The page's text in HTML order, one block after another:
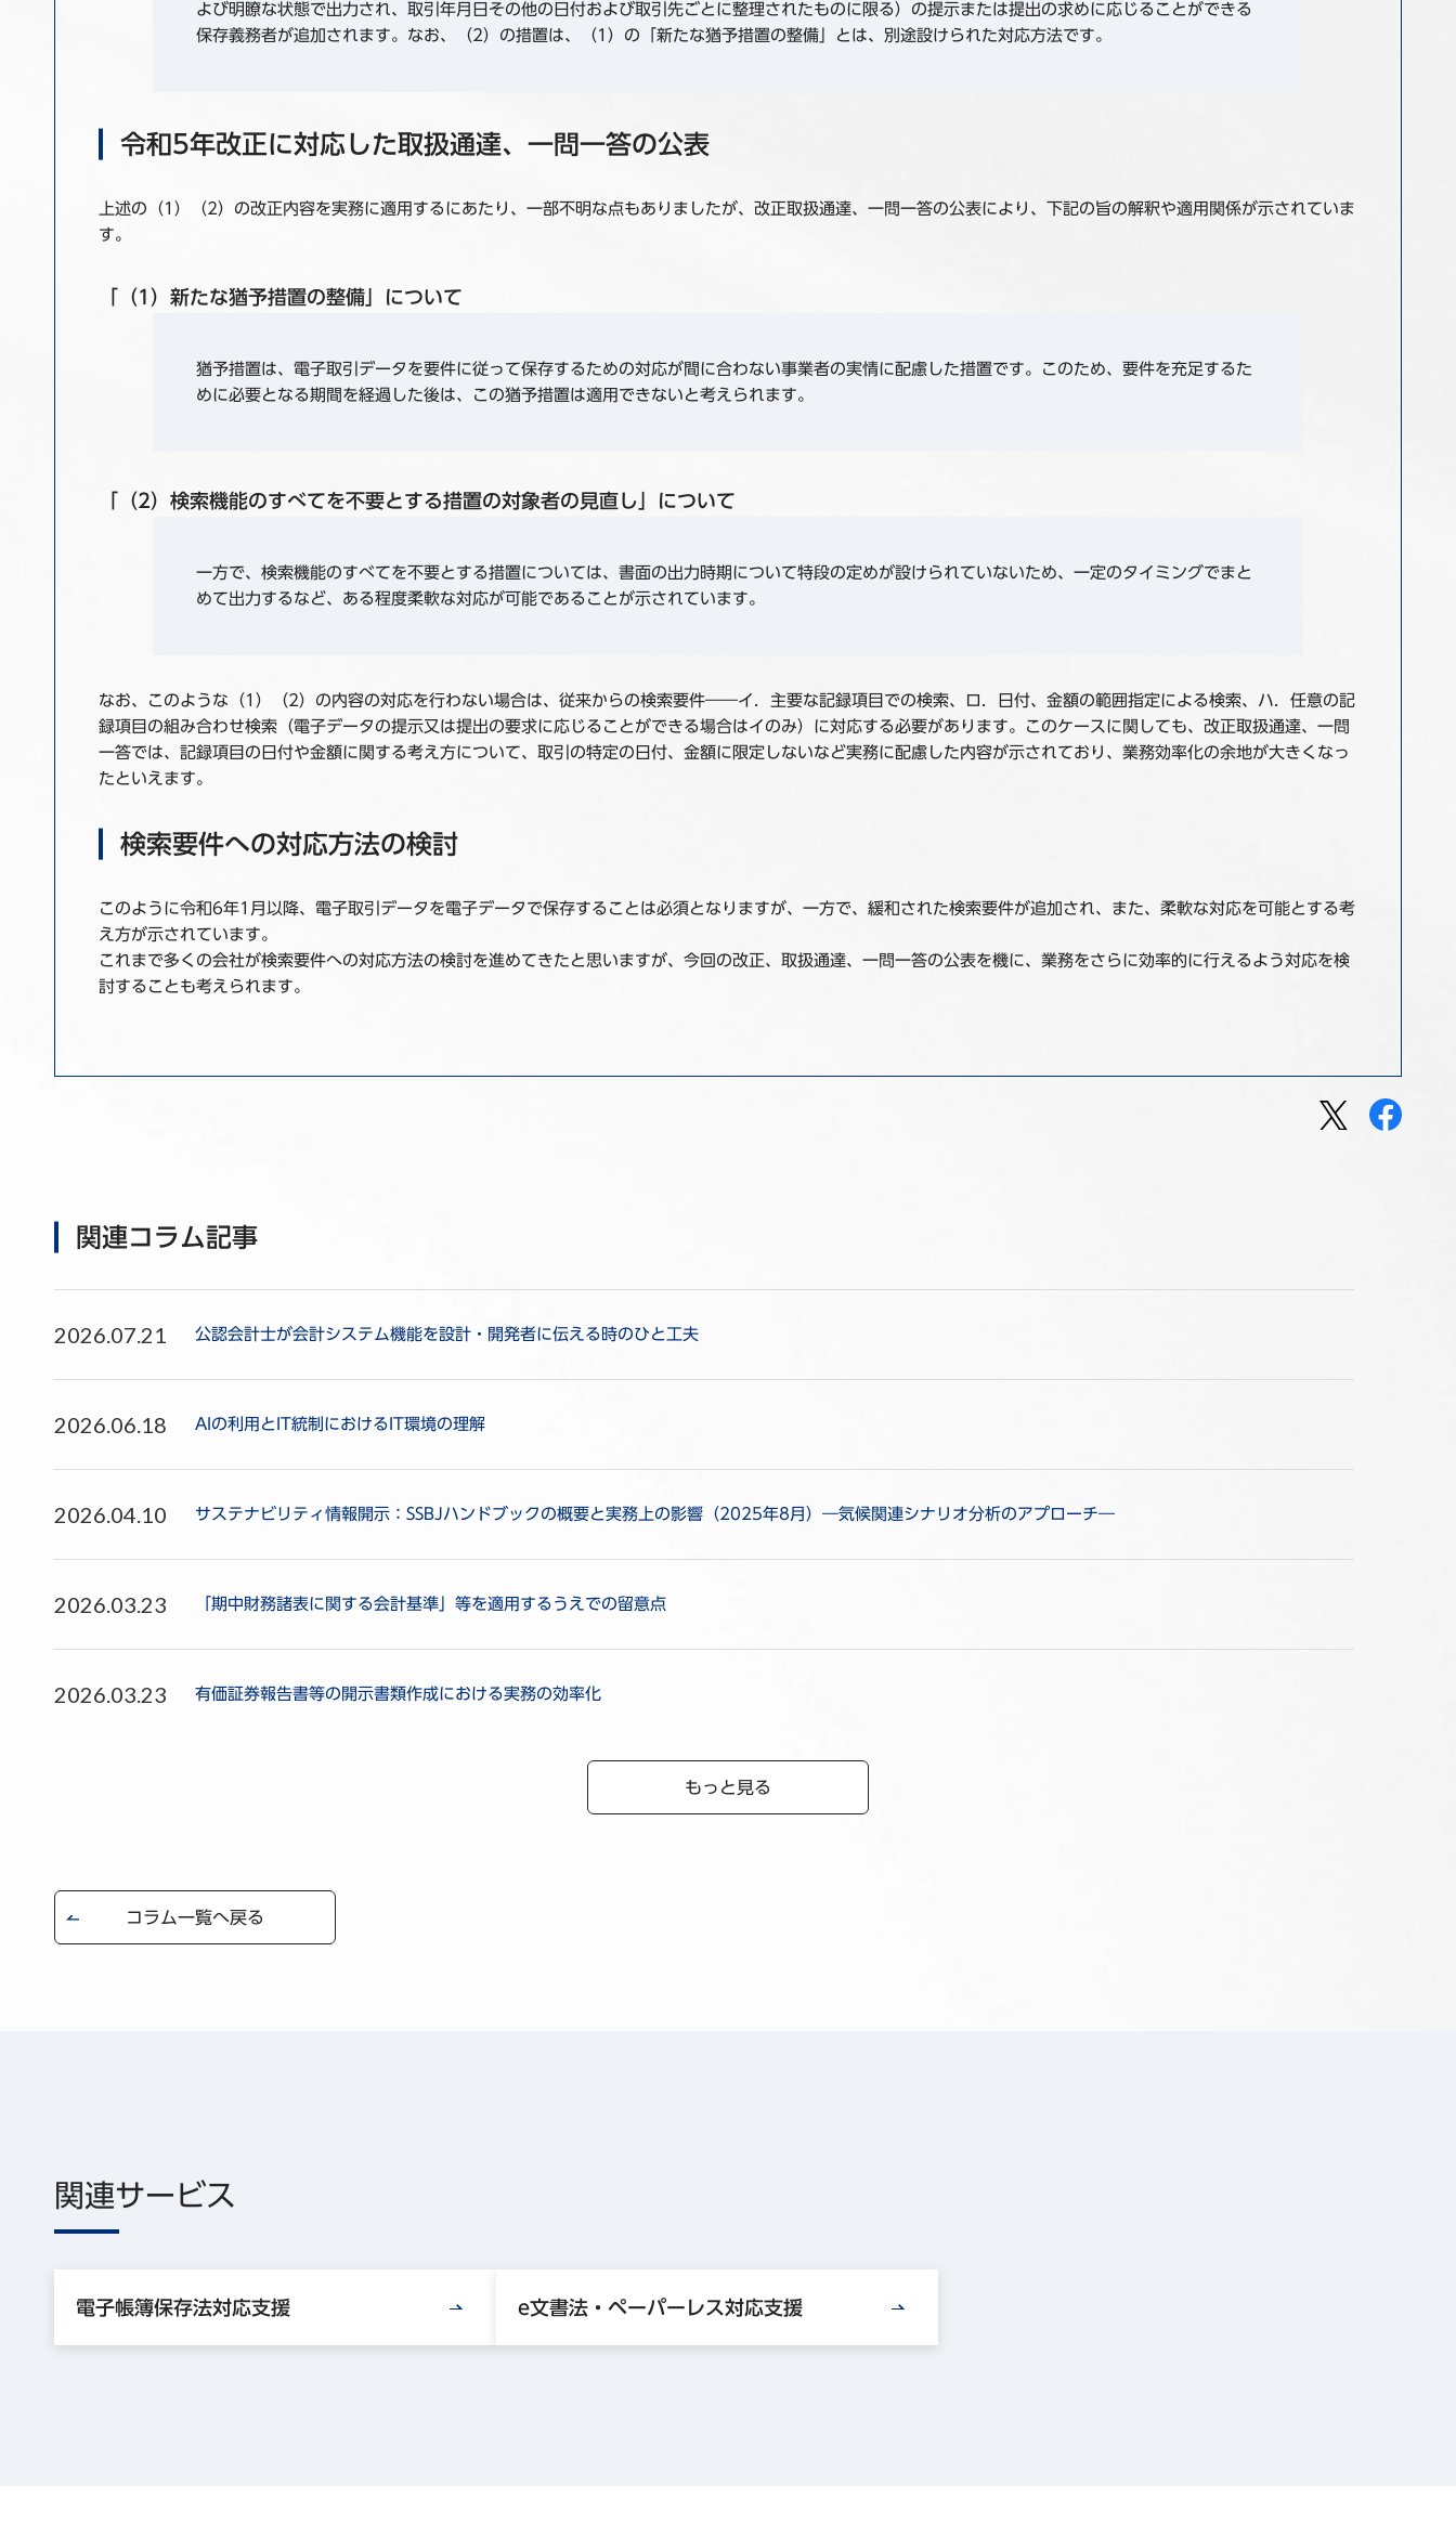
よび明瞭な状態で出力され、取引年月日その他の日付および取引先ごとに整理されたものに限る）の提示または提出の求めに応じることができる
保存義務者が追加されます。なお、（2）の措置は、（1）の「新たな猶予措置の整備」とは、別途設けられた対応方法です。
令和5年改正に対応した取扱通達、一問一答の公表
上述の（1）（2）の改正内容を実務に適用するにあたり、一部不明な点もありましたが、改正取扱通達、一問一答の公表により、下記の旨の解釈や適用関係が示されていま
す。
「（1）新たな猶予措置の整備」について
猶予措置は、電子取引データを要件に従って保存するための対応が間に合わない事業者の実情に配慮した措置です。このため、要件を充足するた
めに必要となる期間を経過した後は、この猶予措置は適用できないと考えられます。
「（2）検索機能のすべてを不要とする措置の対象者の見直し」について
一方で、検索機能のすべてを不要とする措置については、書面の出力時期について特段の定めが設けられていないため、一定のタイミングでまと
めて出力するなど、ある程度柔軟な対応が可能であることが示されています。
なお、このような（1）（2）の内容の対応を行わない場合は、従来からの検索要件――イ．主要な記録項目での検索、ロ．日付、金額の範囲指定による検索、ハ．任意の記
録項目の組み合わせ検索（電子データの提示又は提出の要求に応じることができる場合はイのみ）に対応する必要があります。このケースに関しても、改正取扱通達、一問
一答では、記録項目の日付や金額に関する考え方について、取引の特定の日付、金額に限定しないなど実務に配慮した内容が示されており、業務効率化の余地が大きくなっ
たといえます。
検索要件への対応方法の検討
このように令和6年1月以降、電子取引データを電子データで保存することは必須となりますが、一方で、緩和された検索要件が追加され、また、柔軟な対応を可能とする考
え方が示されています。
これまで多くの会社が検索要件への対応方法の検討を進めてきたと思いますが、今回の改正、取扱通達、一問一答の公表を機に、業務をさらに効率的に行えるよう対応を検
討することも考えられます。
関連コラム記事
2026.07.21 公認会計士が会計システム機能を設計・開発者に伝える時のひと工夫
2026.06.18 AIの利用とIT統制におけるIT環境の理解
2026.04.10 サステナビリティ情報開示：SSBJハンドブックの概要と実務上の影響（2025年8月）―気候関連シナリオ分析のアプローチ―
2026.03.23 「期中財務諸表に関する会計基準」等を適用するうえでの留意点
2026.03.23 有価証券報告書等の開示書類作成における実務の効率化
もっと見る
コラム一覧へ戻る
関連サービス
電子帳簿保存法対応支援 e文書法・ペーパーレス対応支援